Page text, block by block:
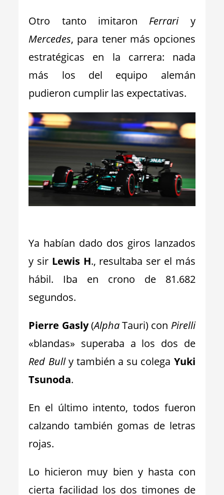
Otro tanto imitaron Ferrari y
Mercedes, para tener más opciones
estratégicas en la carrera: nada
más los del equipo alemán
pudieron cumplir las expectativas.
Ya habían dado dos giros lanzados
y sir Lewis H., resultaba ser el más
hábil. Iba en crono de 81.682
segundos.
Pierre Gasly(AlphaTauri) con Pirelli
«blandas» superaba a los dos de
Red Bully también a su colega Yuki
Tsunoda.
En el último intento, todos fueron
calzando también gomas de letras
rojas.
Lo hicieron muy bien y hasta con
cierta facilidad los dos timones de